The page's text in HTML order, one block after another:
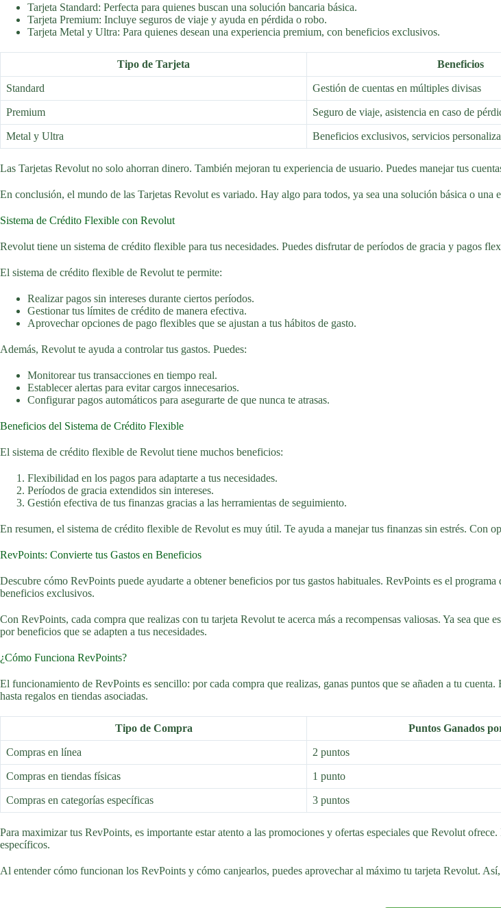
Tarjeta Standard: Perfecta para quienes buscan una solución bancaria básica.
Tarjeta Premium: Incluye seguros de viaje y ayuda en pérdida o robo.
Tarjeta Metal y Ultra: Para quienes desean una experiencia premium, con beneficios exclusivos.
Tipo de Tarjeta Beneficios
Standard Gestión de cuentas en múltiples divisas
Premium Seguro de viaje, asistencia en caso de
Metal y Ultra Beneficios exclusivos, servicios
Las Tarjetas Revolut no solo ahorran dinero. También mejoran tu experiencia de usuario. Puedes manejar tus
En conclusión, el mundo de las Tarjetas Revolut es variado. Hay algo para todos, ya sea una solución básica o
Sistema de Crédito Flexible con Revolut
Revolut tiene un sistema de crédito flexible para tus necesidades. Puedes disfrutar de períodos de gracia y pagos
El sistema de crédito flexible de Revolut te permite:
Realizar pagos sin intereses durante ciertos períodos.
Gestionar tus límites de crédito de manera efectiva.
Aprovechar opciones de pago flexibles que se ajustan a tus hábitos de gasto.
Además, Revolut te ayuda a controlar tus gastos. Puedes:
Monitorear tus transacciones en tiempo real.
Establecer alertas para evitar cargos innecesarios.
Configurar pagos automáticos para asegurarte de que nunca te atrasas.
Beneficios del Sistema de Crédito Flexible
El sistema de crédito flexible de Revolut tiene muchos beneficios:
Flexibilidad en los pagos para adaptarte a tus necesidades.
Períodos de gracia extendidos sin intereses.
Gestión efectiva de tus finanzas gracias a las herramientas de seguimiento.
En resumen, el sistema de crédito flexible de Revolut es muy útil. Te ayuda a manejar tus finanzas sin estrés. Con
RevPoints: Convierte tus Gastos en Beneficios
Descubre cómo RevPoints puede ayudarte a obtener beneficios por tus gastos habituales. RevPoints es el
beneficios exclusivos.
Con RevPoints, cada compra que realizas con tu tarjeta Revolut te acerca más a recompensas valiosas. Ya sea
por beneficios que se adapten a tus necesidades.
¿Cómo Funciona RevPoints?
El funcionamiento de RevPoints es sencillo: por cada compra que realizas, ganas puntos que se añaden a tu
hasta regalos en tiendas asociadas.
Tipo de Compra Puntos Ganados
Compras en línea 2 puntos
Compras en tiendas físicas 1 punto
Compras en categorías específicas 3 puntos
Para maximizar tus RevPoints, es importante estar atento a las promociones y ofertas especiales que Revolut
específicos.
Al entender cómo funcionan los RevPoints y cómo canjearlos, puedes aprovechar al máximo tu tarjeta Revolut.